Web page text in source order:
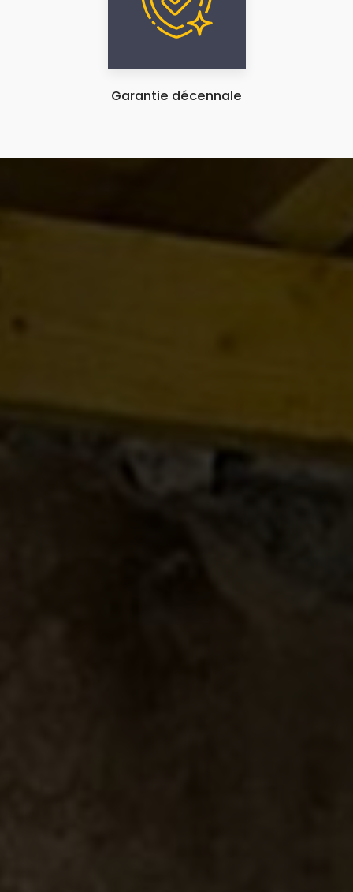
Garantie décennale